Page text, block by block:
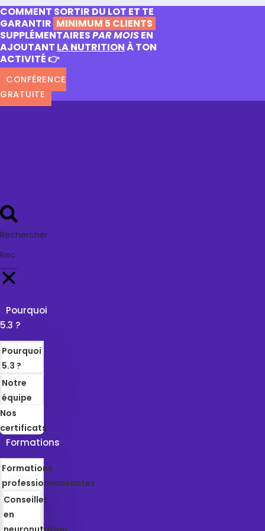
COMMENT SORTIR DU LOT ET TE
GARANTIR MINIMUM 5 CLIENTS
SUPPLÉMENTAIRESPAR MOISEN
AJOUTANT LA NUTRITIONÀ TON
ACTIVITÉ 👉
CONFÉRENCE
GRATUITE
Rechercher
Pourquoi
5.3 ?
Pourquoi
5.3 ?
Notre
équipe
Nos
certificats
Formations
Formations
professionnalisantes
Conseiller
en